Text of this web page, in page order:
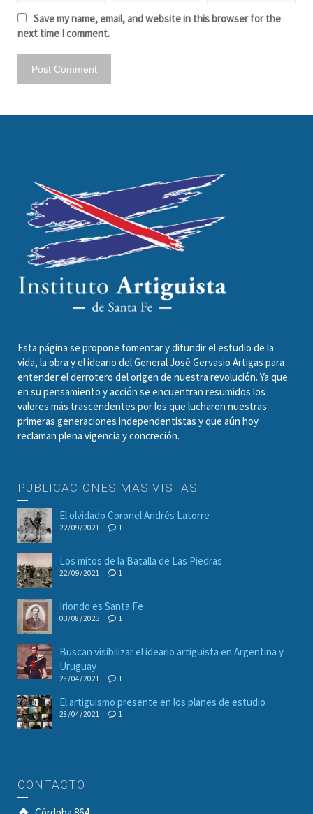
Save my name, email, and website in this browser for the
next time I comment.
Esta página se propone fomentar y difundir el estudio de la
vida, la obra y el ideario del General José Gervasio Artigas para
entender el derrotero del origen de nuestra revolución. Ya que
en su pensamiento y acción se encuentran resumidos los
valores más trascendentes por los que lucharon nuestras
primeras generaciones independentistas y que aún hoy
reclaman plena vigencia y concreción.
PUBLICACIONES MAS VISTAS
El olvidado Coronel Andrés Latorre
22/09/2021 | 1
Los mitos de la Batalla de Las Piedras
22/09/2021 | 1
Iriondo es Santa Fe
03/08/2023 | 1
Buscan visibilizar el ideario artiguista en Argentina y
Uruguay
28/04/2021 | 1
El artiguismo presente en los planes de estudio
28/04/2021 | 1
CONTACTO